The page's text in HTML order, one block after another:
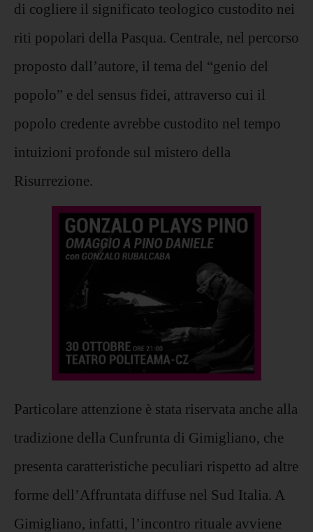
di cogliere il significato teologico custodito nei
riti popolari della Pasqua. Centrale, nel percorso
proposto dall’autore, il tema del “genio del
popolo” e del sensus fidei, attraverso cui il
popolo credente avrebbe custodito nel tempo
intuizioni profonde sul mistero della
Risurrezione.
Particolare attenzione è stata riservata anche alla
tradizione della Cunfrunta di Gimigliano, che
presenta caratteristiche peculiari rispetto ad altre
forme dell’Affruntata diffuse nel Sud Italia. A
Gimigliano, infatti, l’incontro rituale avviene